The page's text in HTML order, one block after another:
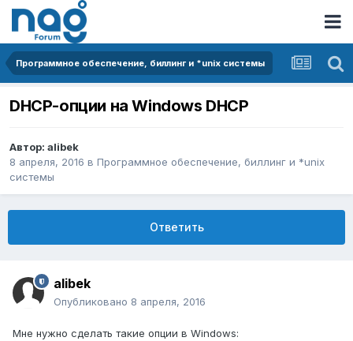
Программное обеспечение, биллинг и *unix системы
DHCP-опции на Windows DHCP
Автор: alibek
8 апреля, 2016 в Программное обеспечение, биллинг и *unix
системы
Ответить
alibek
Опубликовано 8 апреля, 2016
Мне нужно сделать такие опции в Windows: